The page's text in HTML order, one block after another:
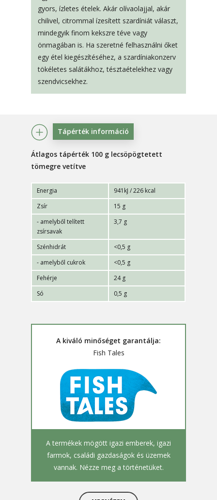
gyors, ízletes ételek. Akár olívaolajjal, akár
chilivel, citrommal ízesített szardíniát választ,
mindegyik finom kekszre téve vagy
önmagában is. Ha szeretné felhasználni őket
egy étel kiegészítéséhez, a szardíniakonzerv
tökéletes salátákhoz, tésztaételekhez vagy
szendvicsekhez.
Tápérték információ
Átlagos tápérték 100 g lecsöpögtetett
tömegre vetítve
Energia
941kJ / 226 kcal
Zsír
15 g
- amelyből telített
zsírsavak
3,7 g
Szénhidrát
<0,5 g
- amelyből cukrok
<0,5 g
Fehérje
24 g
Só
0,5 g
A kiváló minőséget garantálja:
Fish Tales
A termékek mögött igazi emberek, igazi
farmok, családi gazdaságok és üzemek
vannak. Nézze meg a történetüket.